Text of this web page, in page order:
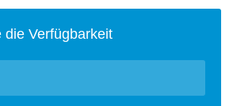
die Verfügbarkeit